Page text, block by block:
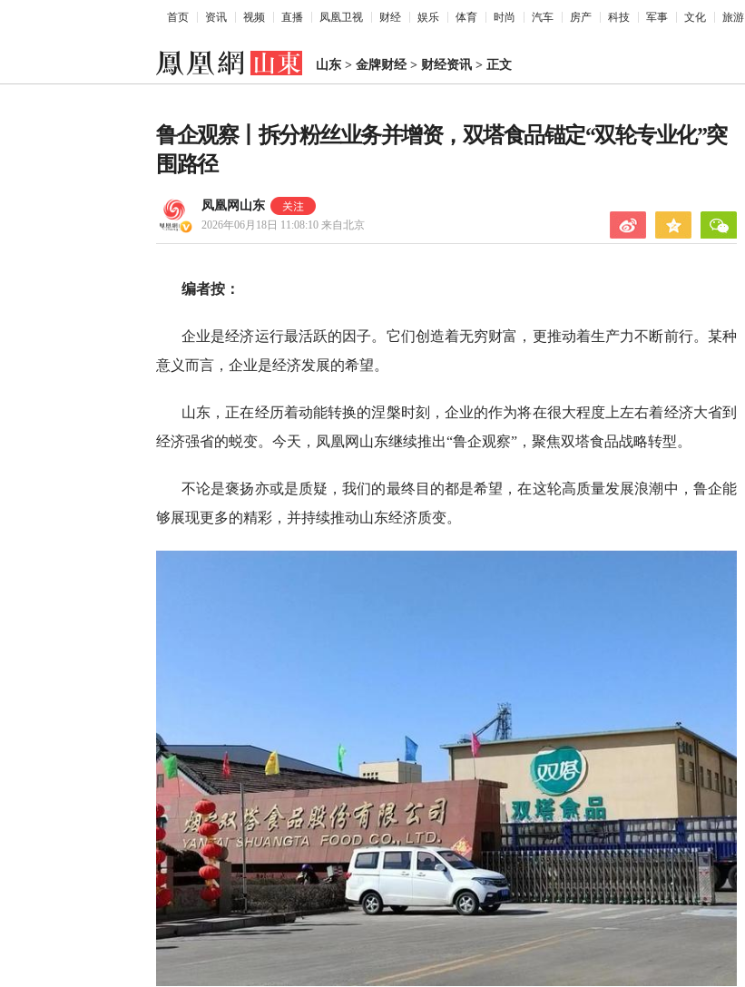
首页 资讯 视频 直播 凤凰卫视 财经 娱乐 体育 时尚 汽车 房产 科技 军事 文化 旅游
山东 > 金牌财经> 财经资讯 > 正文
鲁企观察丨拆分粉丝业务并增资，双塔食品锚定“双轮专业化”突
围路径
凤凰网山东
2026年06月18日 11:08:10 来自北京
编者按：
企业是经济运行最活跃的因子。它们创造着无穷财富，更推动着生产力不断前行。某种
意义而言，企业是经济发展的希望。
山东，正在经历着动能转换的涅槃时刻，企业的作为将在很大程度上左右着经济大省到
经济强省的蜕变。今天，凤凰网山东继续推出“鲁企观察”，聚焦双塔食品战略转型。
不论是褒扬亦或是质疑，我们的最终目的都是希望，在这轮高质量发展浪潮中，鲁企能
够展现更多的精彩，并持续推动山东经济质变。